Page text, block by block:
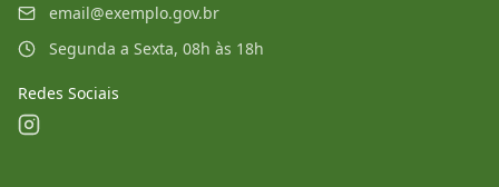
email@exemplo.gov.br
Segunda a Sexta, 08h às 18h
Redes Sociais